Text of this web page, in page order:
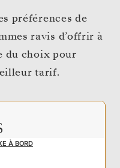
préférences de
ravis d’offrir à
du choix pour
tarif.
À BORD